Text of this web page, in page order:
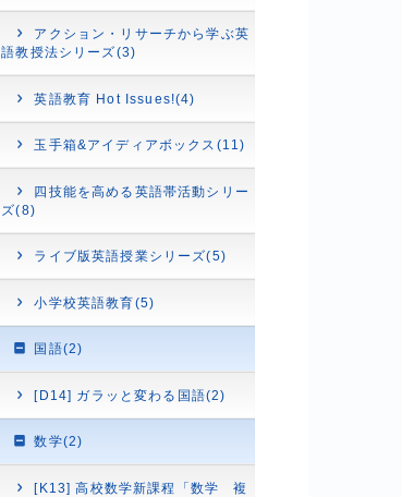
アクション・リサーチから学ぶ英
語教授法シリーズ(3)
英語教育 Hot Issues!(4)
玉手箱&アイディアボックス(11)
四技能を高める英語帯活動シリー
ズ(8)
ライブ版英語授業シリーズ(5)
小学校英語教育(5)
国語(2)
[D14] ガラッと変わる国語(2)
数学(2)
[K13] 高校数学新課程「数学 複